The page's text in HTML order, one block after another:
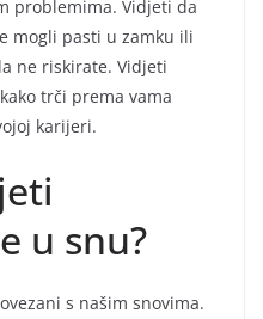
problemima. Vidjeti da
mogli pasti u zamku ili
ne riskirate. Vidjeti
trči prema vama
karijeri.
u snu?
s našim snovima.